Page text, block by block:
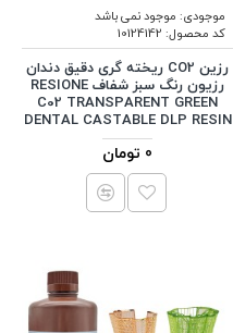
موجودی: موجود نمی باشد
کد محصول: 10124142
رزین CO2 ریخته گری دقیق دندان
رزیون رنگ سبز شفاف RESIONE
C02 TRANSPARENT GREEN
DENTAL CASTABLE DLP RESIN
0 تومان